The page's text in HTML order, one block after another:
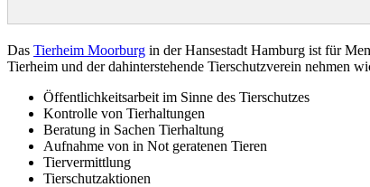
Das Tierheim Moorburg in der Hansestadt Hamburg ist für
Tierheim und der dahinterstehende Tierschutzverein nehmen
Öffentlichkeitsarbeit im Sinne des Tierschutzes
Kontrolle von Tierhaltungen
Beratung in Sachen Tierhaltung
Aufnahme von in Not geratenen Tieren
Tiervermittlung
Tierschutzaktionen